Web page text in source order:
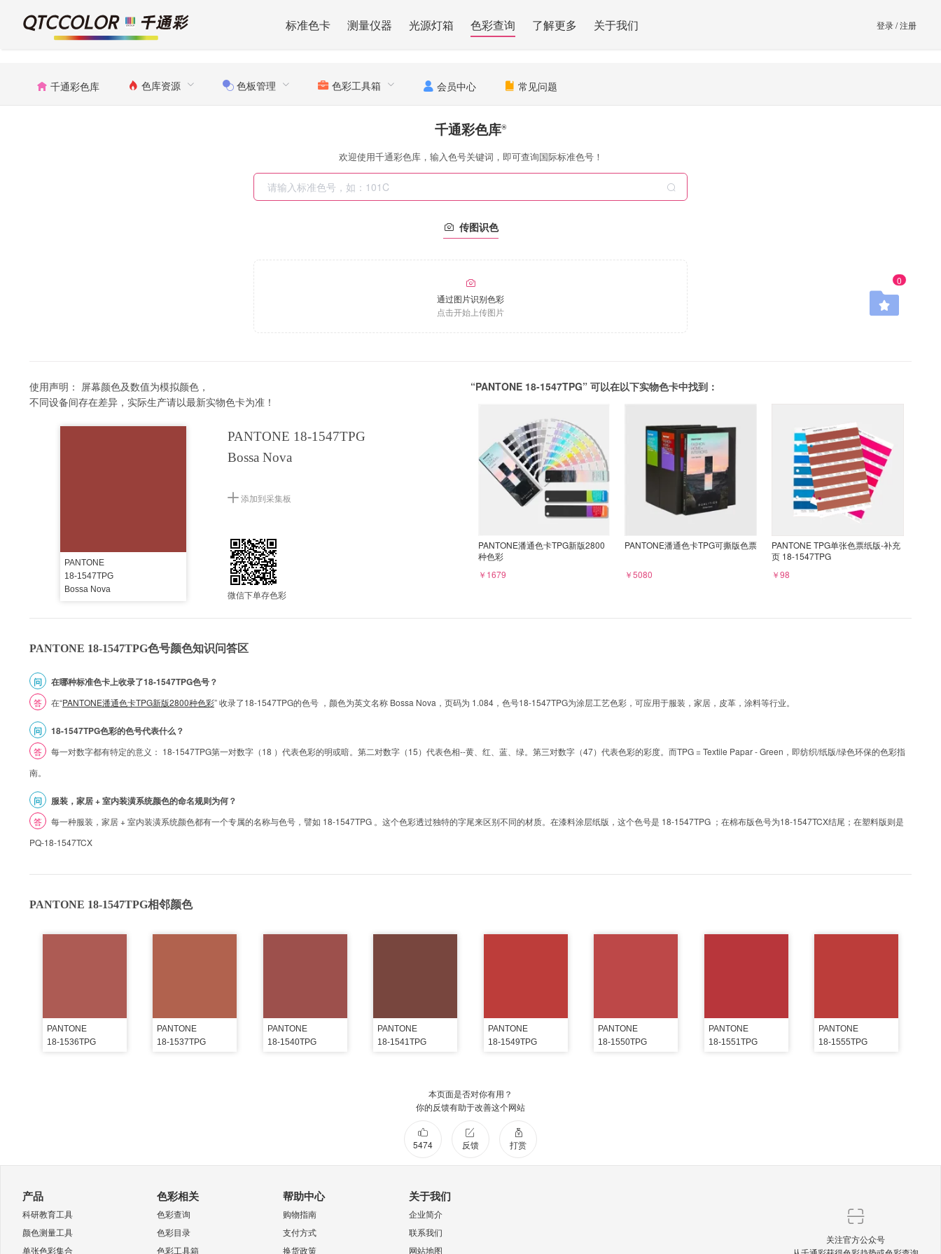
标准色卡 测量仪器 光源灯箱 色彩查询 了解更多 关于我们 登录/注册
千通彩色库 色库资源 色板管理 色彩工具箱 会员中心 常见问题
0
千通彩色库®
欢迎使用千通彩色库，输入色号关键词，即可查询国际标准色号！
传图识色
通过图片识别色彩
点击开始上传图片
使用声明： 屏幕颜色及数值为模拟颜色，
不同设备间存在差异，实际生产请以最新实物色卡为准！
PANTONE
18-1547TPG
Bossa Nova
PANTONE 18-1547TPG
Bossa Nova
添加到采集板
微信下单存色彩
“PANTONE 18-1547TPG” 可以在以下实物色卡中找到：
PANTONE潘通色卡TPG新版2800
种色彩
￥1679
PANTONE潘通色卡TPG可撕版色票
￥5080
PANTONE TPG单张色票纸版-补充
页 18-1547TPG
￥98
PANTONE 18-1547TPG色号颜色知识问答区
问 在哪种标准色卡上收录了18-1547TPG色号？
答 在“PANTONE潘通色卡TPG新版2800种色彩” 收录了18-1547TPG的色号 ，颜色为英文名称 Bossa Nova，页码为 1.084，色号18-1547TPG为涂层工艺色彩，可应用于服装，家居，皮革，涂料等行业。
问 18-1547TPG色彩的色号代表什么？
答
每一对数字都有特定的意义： 18-1547TPG第一对数字（18 ）代表色彩的明或暗。第二对数字（15）代表色相--黄、红、蓝、绿。第三对数字（47）代表色彩的彩度。而TPG = Textile Papar - Green，即纺织/纸版/绿色环保的色彩指
南。
问 服装，家居 + 室内装潢系统颜色的命名规则为何？
答
每一种服装，家居 + 室内装潢系统颜色都有一个专属的名称与色号，譬如 18-1547TPG 。这个色彩透过独特的字尾来区别不同的材质。在漆料涂层纸版，这个色号是 18-1547TPG ；在棉布版色号为18-1547TCX结尾；在塑料版则是
PQ-18-1547TCX
PANTONE 18-1547TPG相邻颜色
PANTONE
18-1536TPG
PANTONE
18-1537TPG
PANTONE
18-1540TPG
PANTONE
18-1541TPG
PANTONE
18-1549TPG
PANTONE
18-1550TPG
PANTONE
18-1551TPG
PANTONE
18-1555TPG
本页面是否对你有用？
你的反馈有助于改善这个网站
5474 反馈 打赏
产品
科研教育工具
颜色测量工具
单张色彩集合
色彩相关
色彩查询
色彩目录
色彩工具箱
帮助中心
购物指南
支付方式
换货政策
关于我们
企业简介
联系我们
网站地图
关注官方公众号